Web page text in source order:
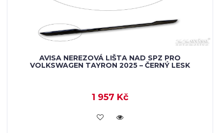
AVISA NEREZOVÁ LIŠTA NAD SPZ PRO
VOLKSWAGEN TAYRON 2025 – ČERNÝ LESK
1 957 Kč
VLOŽIT DO KOŠÍKU